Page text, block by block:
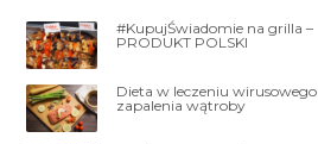
#KupujŚwiadomie na grilla –
PRODUKT POLSKI
Dieta w leczeniu wirusowego
zapalenia wątroby